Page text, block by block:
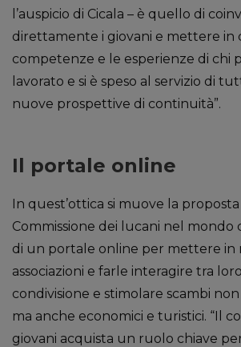
l’auspicio di Cicala – è quello di
direttamente i giovani e mettere
competenze e le esperienze di chi
lavorato e si è speso al servizio di
nuove prospettive di continuità”.
Il portale online
In quest’ottica si muove la
Commissione dei lucani nel mondo
di un portale online per mettere
associazioni e farle interagire tra
condivisione e stimolare scambi
ma anche economici e turistici. “Il
giovani acquista un ruolo chiave